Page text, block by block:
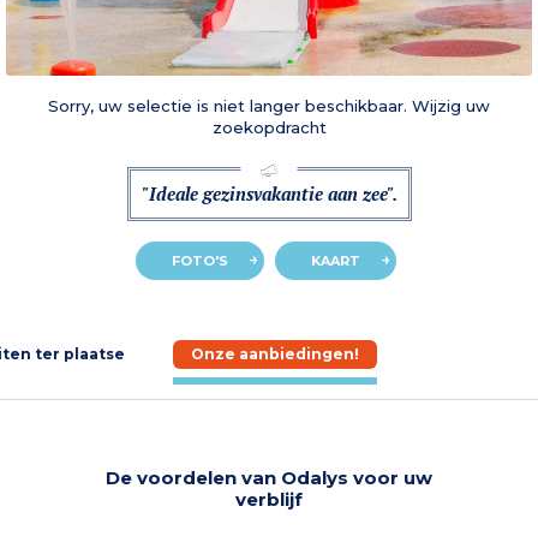
Sorry, uw selectie is niet langer beschikbaar. Wijzig uw
zoekopdracht
"Ideale gezinsvakantie aan zee".
FOTO'S KAART
ter plaatse Onze aanbiedingen!
De voordelen van Odalys voor uw
verblijf